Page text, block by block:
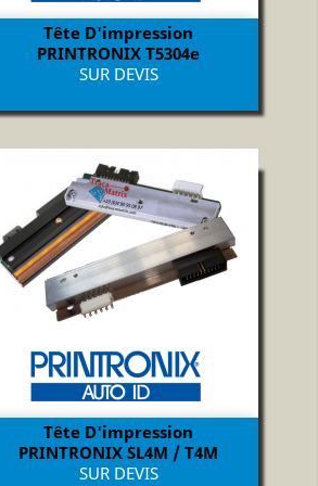
Tête D'impression
PRINTRONIX T5304e
Prix
SUR DEVIS
Tête D'impression
PRINTRONIX SL4M / T4M
Prix
SUR DEVIS